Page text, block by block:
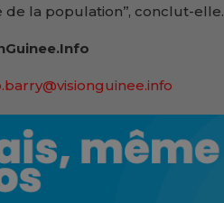
la population’’, conclut-elle.